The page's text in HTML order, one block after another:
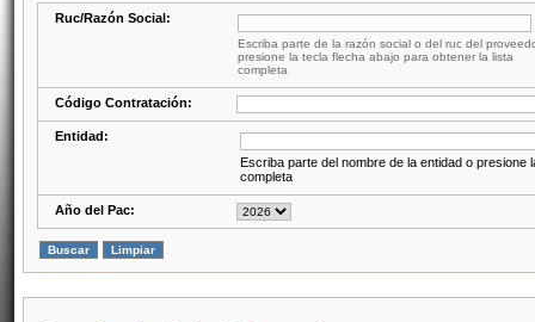
Ruc/Razón Social:
Escriba parte de la razón social o del ruc del
presione la tecla flecha abajo para obtener la lista
completa
Código Contratación:
Entidad:
Escriba parte del nombre de la entidad o presione
completa
Año del Pac: